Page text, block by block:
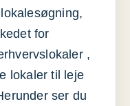
for
,
lokaler til leje
ser du